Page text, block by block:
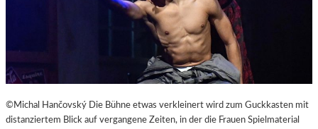
©Michal Hančovský Die Bühne etwas verkleinert wird zum Guckkasten mit
distanziertem Blick auf vergangene Zeiten, in der die Frauen Spielmaterial